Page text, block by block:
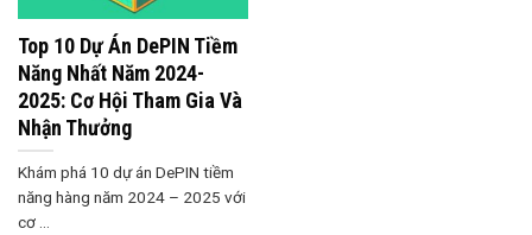
Top 10 Dự Án DePIN Tiềm
Năng Nhất Năm 2024-
2025: Cơ Hội Tham Gia Và
Nhận Thưởng
Khám phá 10 dự án DePIN tiềm
năng hàng năm 2024 – 2025 với
cơ ...